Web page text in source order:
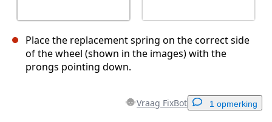
Place the replacement spring on the correct side
of the wheel (shown in the images) with the
prongs pointing down.
Vraag FixBot 1 opmerking